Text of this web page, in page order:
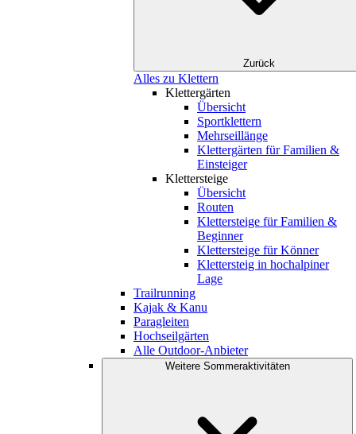
Zurück
Alles zu Klettern
Klettergärten
Übersicht
Sportklettern
Mehrseillänge
Klettergärten für Familien &
Einsteiger
Klettersteige
Übersicht
Routen
Klettersteige für Familien &
Beginner
Klettersteige für Könner
Klettersteig in hochalpiner
Lage
Trailrunning
Kajak & Kanu
Paragleiten
Hochseilgärten
Alle Outdoor-Anbieter
Weitere Sommeraktivitäten